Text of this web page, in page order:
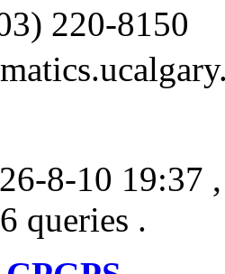
220-8150
8-10 19:37
queries .